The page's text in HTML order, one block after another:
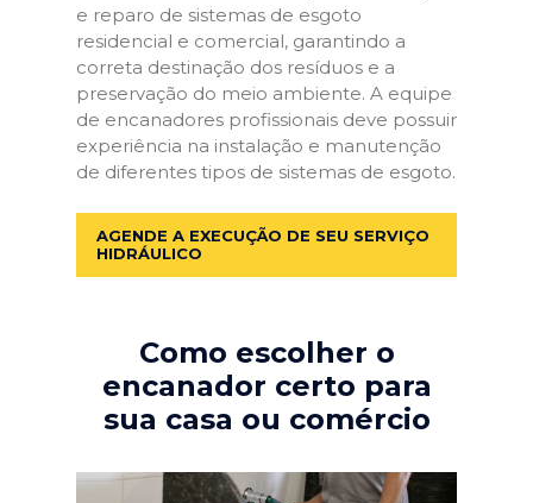
e reparo de sistemas de esgoto
residencial e comercial, garantindo a
correta destinação dos resíduos e a
preservação do meio ambiente. A equipe
de encanadores profissionais deve possuir
experiência na instalação e manutenção
de diferentes tipos de sistemas de esgoto.
AGENDE A EXECUÇÃO DE SEU SERVIÇO
HIDRÁULICO
Como escolher o
encanador certo para
sua casa ou comércio